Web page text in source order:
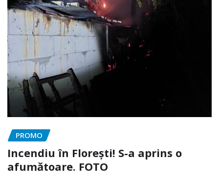
PROMO
Incendiu în Florești! S-a aprins o
afumătoare. FOTO